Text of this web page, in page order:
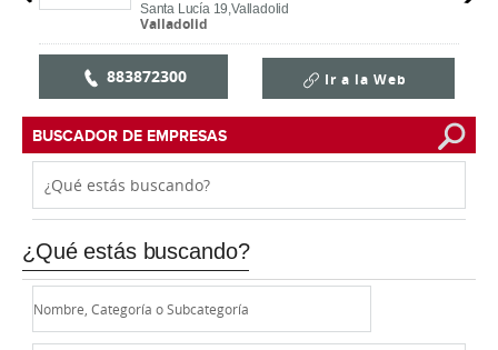
Valladolid
Santa Lucía 19,Valladolid
883872300 Ir a la Web
BUSCADOR DE EMPRESAS
¿Qué estás buscando?